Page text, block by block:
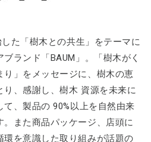
た「樹木との共生」をテーマに
ランド「BAUM」。「樹木がく
」をメッセージに、樹木の恵
、感謝し、樹木 資源を未来に
、製品の 90%以上を自然由来
また商品パッケージ、店頭に
環を意識した取り組みが話題の